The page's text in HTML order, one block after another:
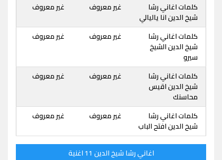
كلمات اغاني رشا
شيخ الدين انا ياليالي
غير معروف غير معروف
كلمات اغاني رشا
شيخ الدين الشيخ
سيرو
غير معروف غير معروف
كلمات اغاني رشا
شيخ الدين اقيس
محاسنك
غير معروف غير معروف
كلمات اغاني رشا
شيخ الدين افتح الباب
غير معروف غير معروف
اغاني رشا شيخ الدين 11 اغنية